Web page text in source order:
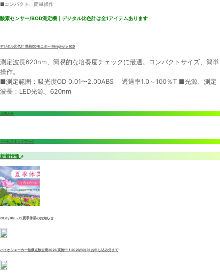
■コンパクト、簡単操作
酸素センサー/BOD測定機｜デジタル比色計は全1アイテムあります
デジタル比色計 簡易ODモニター Miniphoto 620
測定波長620nm、簡易的な培養度チェックに最適。コンパクトサイズ、簡単
操作。
■測定範囲：吸光度OD 0.01〜2.00ABS 透過率1.0～100％T ■光源、測定
波長：LED光源、620nm
お問合せ
サービスネットワーク
新着情報
2026/8/8～11 夏季休業のお知らせ
バイオシェーカー無償点検企画2026 実施中！2026/10/31 お申し込み分まで